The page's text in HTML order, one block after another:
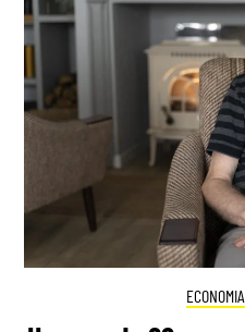
ECONOMIA